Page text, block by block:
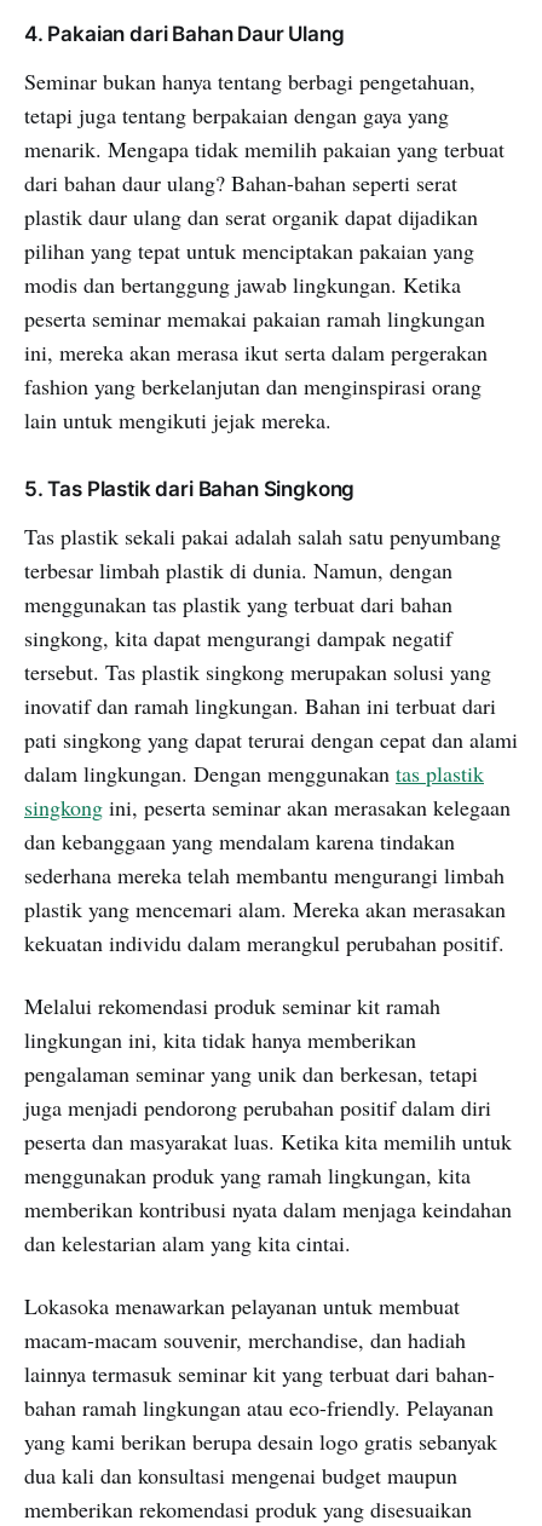
4. Pakaian dari Bahan Daur Ulang
Seminar bukan hanya tentang berbagi pengetahuan,
tetapi juga tentang berpakaian dengan gaya yang
menarik. Mengapa tidak memilih pakaian yang terbuat
dari bahan daur ulang? Bahan-bahan seperti serat
plastik daur ulang dan serat organik dapat dijadikan
pilihan yang tepat untuk menciptakan pakaian yang
modis dan bertanggung jawab lingkungan. Ketika
peserta seminar memakai pakaian ramah lingkungan
ini, mereka akan merasa ikut serta dalam pergerakan
fashion yang berkelanjutan dan menginspirasi orang
lain untuk mengikuti jejak mereka.
5. Tas Plastik dari Bahan Singkong
Tas plastik sekali pakai adalah salah satu penyumbang
terbesar limbah plastik di dunia. Namun, dengan
menggunakan tas plastik yang terbuat dari bahan
singkong, kita dapat mengurangi dampak negatif
tersebut. Tas plastik singkong merupakan solusi yang
inovatif dan ramah lingkungan. Bahan ini terbuat dari
pati singkong yang dapat terurai dengan cepat dan alami
dalam lingkungan. Dengan menggunakan tas plastik
singkong ini, peserta seminar akan merasakan kelegaan
dan kebanggaan yang mendalam karena tindakan
sederhana mereka telah membantu mengurangi limbah
plastik yang mencemari alam. Mereka akan merasakan
kekuatan individu dalam merangkul perubahan positif.
Melalui rekomendasi produk seminar kit ramah
lingkungan ini, kita tidak hanya memberikan
pengalaman seminar yang unik dan berkesan, tetapi
juga menjadi pendorong perubahan positif dalam diri
peserta dan masyarakat luas. Ketika kita memilih untuk
menggunakan produk yang ramah lingkungan, kita
memberikan kontribusi nyata dalam menjaga keindahan
dan kelestarian alam yang kita cintai.
Lokasoka menawarkan pelayanan untuk membuat
macam-macam souvenir, merchandise, dan hadiah
lainnya termasuk seminar kit yang terbuat dari bahan-
bahan ramah lingkungan atau eco-friendly. Pelayanan
yang kami berikan berupa desain logo gratis sebanyak
dua kali dan konsultasi mengenai budget maupun
memberikan rekomendasi produk yang disesuaikan